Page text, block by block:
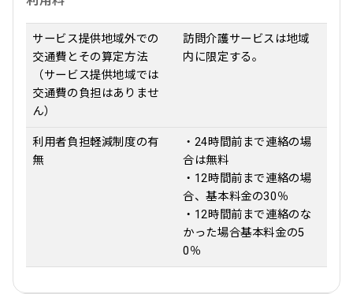
サービス提供地域外での
交通費とその算定方法
（サービス提供地域では
交通費の負担はありませ
ん）
訪問介護サービスは地域
内に限定する。
利用者負担軽減制度の有
無
・24時間前まで連絡の場
合は無料
・12時間前まで連絡の場
合、基本料金の30％
・12時間前まで連絡のな
かった場合基本料金の5
0％